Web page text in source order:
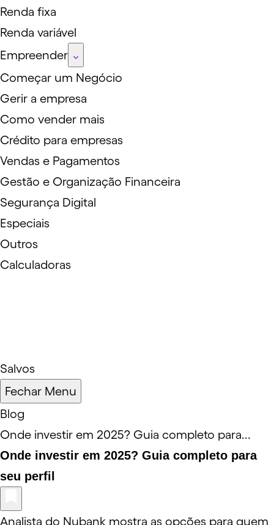
Renda fixa
Renda variável
Empreender
Começar um Negócio
Gerir a empresa
Como vender mais
Crédito para empresas
Vendas e Pagamentos
Gestão e Organização Financeira
Segurança Digital
Especiais
Outros
Calculadoras
Salvos
Fechar Menu
Blog
Onde investir em 2025? Guia completo para...
Onde investir em 2025? Guia completo para
seu perfil
Analista do Nubank mostra as opções para quem